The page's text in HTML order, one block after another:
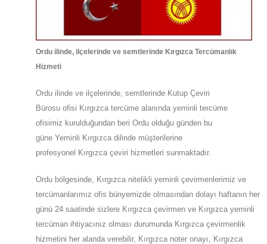
Ordu ilinde, ilçelerinde ve semtlerinde Kırgızca Tercümanlık
Hizmeti
Ordu ilinde ve ilçelerinde, semtlerinde Kutup Çeviri
Bürosu ofisi Kırgızca tercüme alanında yeminli tercüme
ofisimiz kurulduğundan beri Ordu olduğu günden bu
güne Yeminli Kırgızca dilinde müşterilerine
profesyonel Kırgızca çeviri hizmetleri sunmaktadır.
Ordu bölgesinde, Kırgızca nitelikli yeminli çevirmenlerimiz ve
tercümanlarımız ofis bünyemizde olmasından dolayı haftanın her
günü 24 saatinde sizlere Kırgızca çevirmen ve Kırgızca yeminli
tercüman ihtiyacınız olması durumunda Kırgızca çevirmenlik
hizmetini her alanda verebilir, Kırgızca noter onayı, Kırgızca